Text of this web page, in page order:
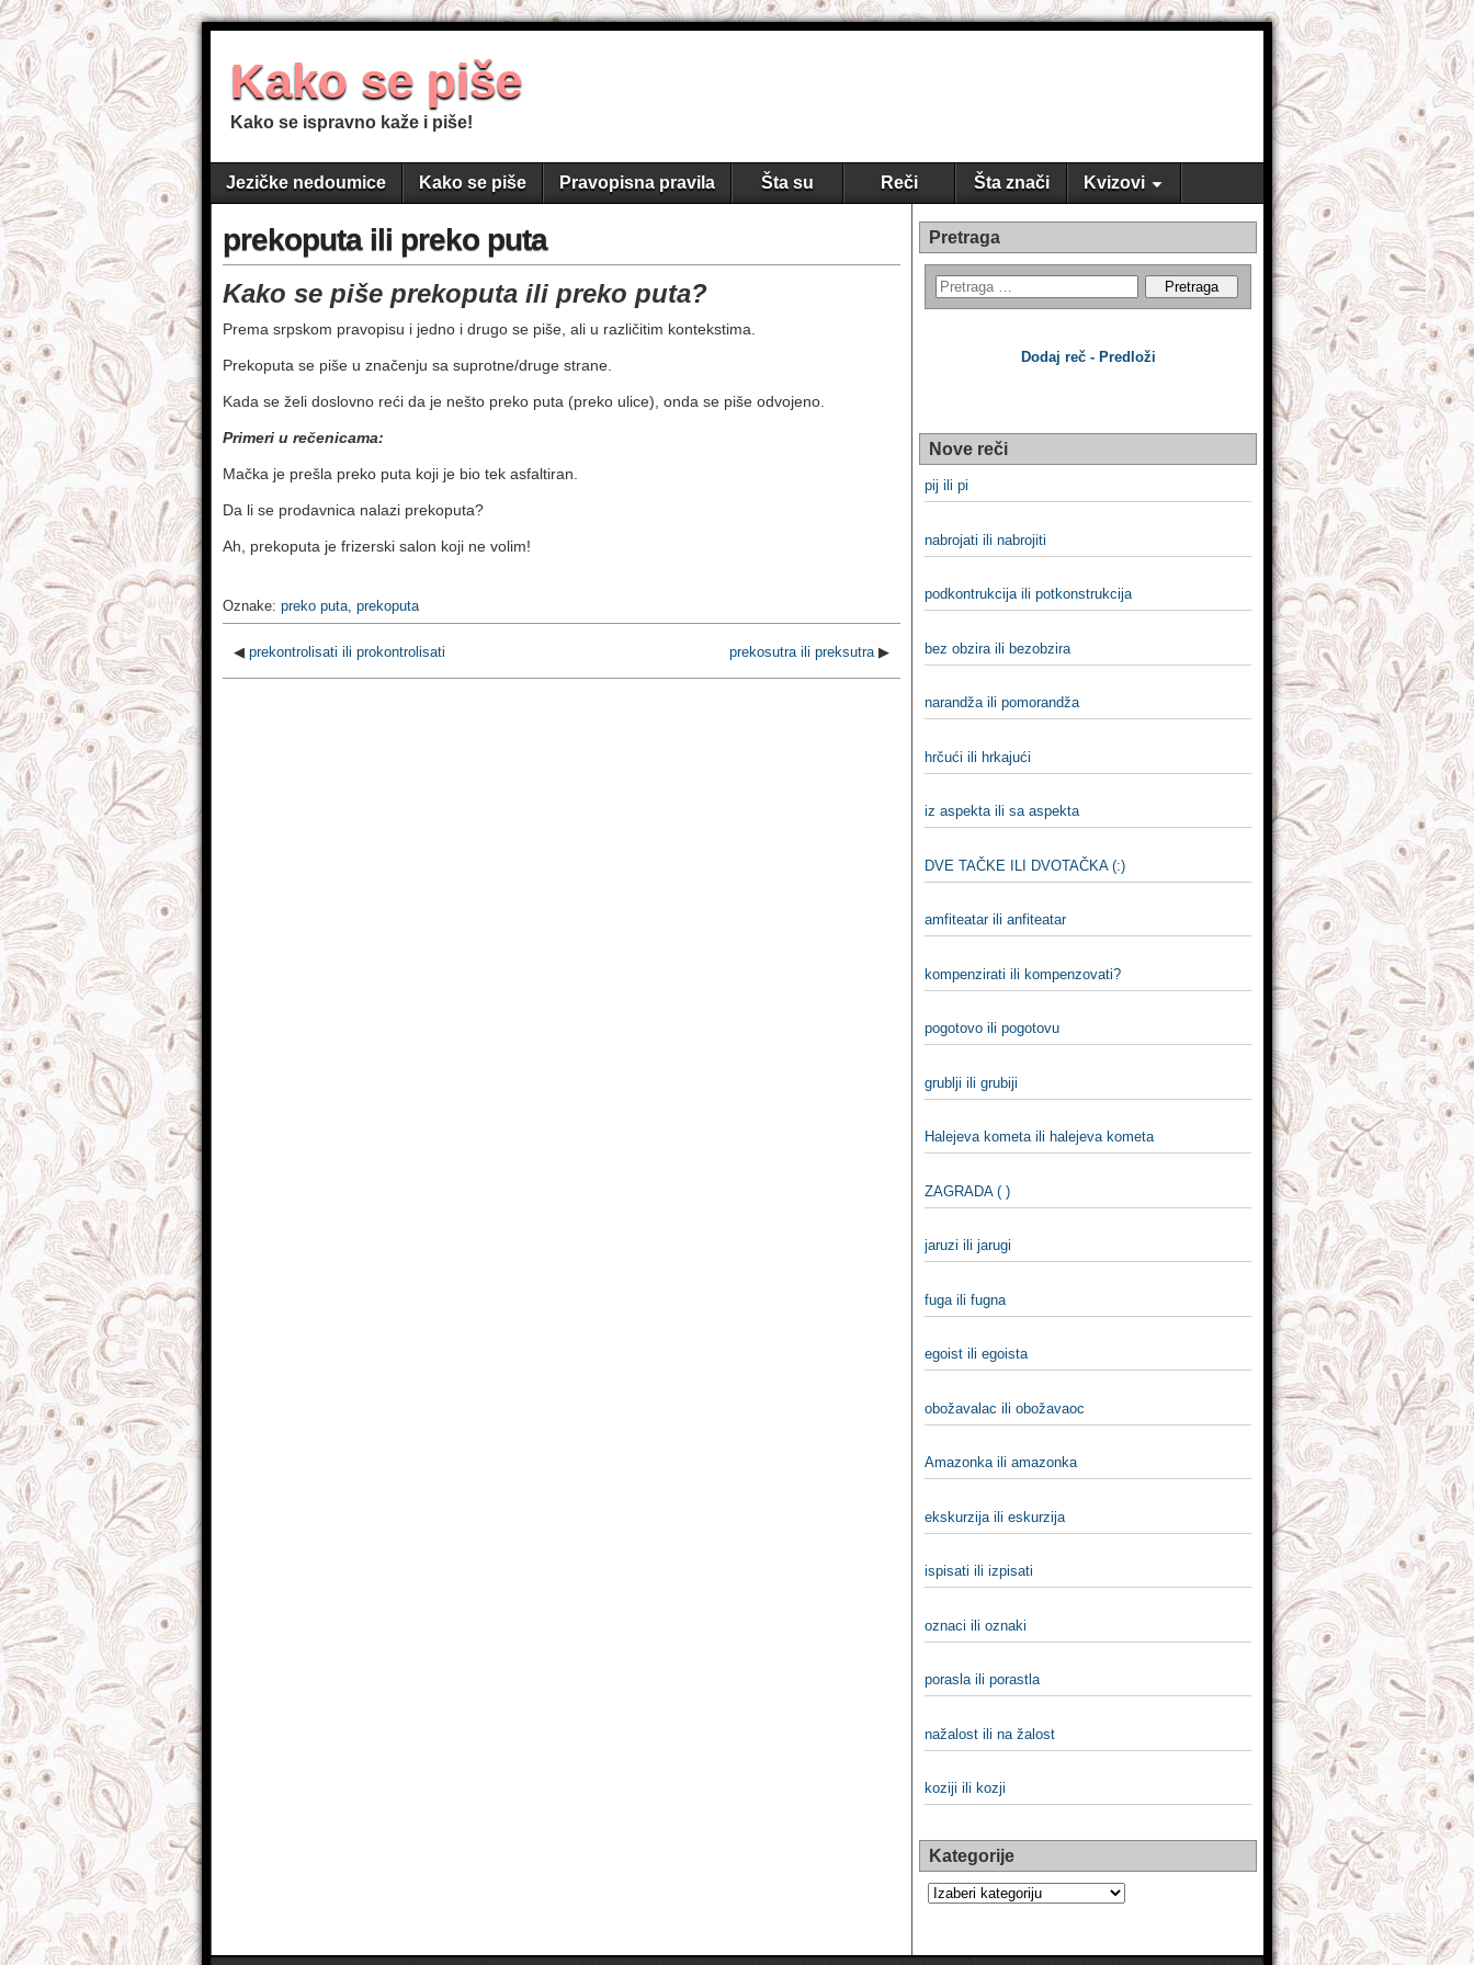
Kako se piše
Kako se ispravno kaže i piše!
Jezičke nedoumice Kako se piše Pravopisna pravila Šta su Reči Šta znači Kvizovi
prekoputa ili preko puta
Kako se piše prekoputa ili preko puta?
Prema srpskom pravopisu i jedno i drugo se piše, ali u različitim kontekstima.
Prekoputa se piše u značenju sa suprotne/druge strane.
Kada se želi doslovno reći da je nešto preko puta (preko ulice), onda se piše odvojeno.
Primeri u rečenicama:
Mačka je prešla preko puta koji je bio tek asfaltiran.
Da li se prodavnica nalazi prekoputa?
Ah, prekoputa je frizerski salon koji ne volim!
Oznake: preko puta, prekoputa
◀ prekontrolisati ili prokontrolisati prekosutra ili preksutra▶
Pretraga
Dodaj reč - Predloži
Nove reči
pij ili pi
nabrojati ili nabrojiti
podkontrukcija ili potkonstrukcija
bez obzira ili bezobzira
narandža ili pomorandža
hrčući ili hrkajući
iz aspekta ili sa aspekta
DVE TAČKE ILI DVOTAČKA (:)
amfiteatar ili anfiteatar
kompenzirati ili kompenzovati?
pogotovo ili pogotovu
grublji ili grubiji
Halejeva kometa ili halejeva kometa
ZAGRADA ( )
jaruzi ili jarugi
fuga ili fugna
egoist ili egoista
obožavalac ili obožavaoc
Amazonka ili amazonka
ekskurzija ili eskurzija
ispisati ili izpisati
oznaci ili oznaki
porasla ili porastla
nažalost ili na žalost
koziji ili kozji
Kategorije
Kategorije